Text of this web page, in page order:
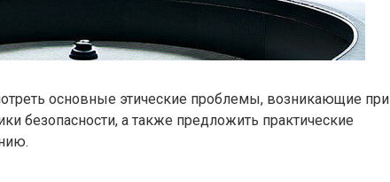
основные этические проблемы, возникающие при
безопасности, а также предложить практические